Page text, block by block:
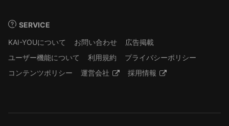
SERVICE
KAI-YOUについて
お問い合わせ
広告掲載
ユーザー機能について
利用規約
プライバシーポリシー
コンテンツポリシー
運営会社 採用情報